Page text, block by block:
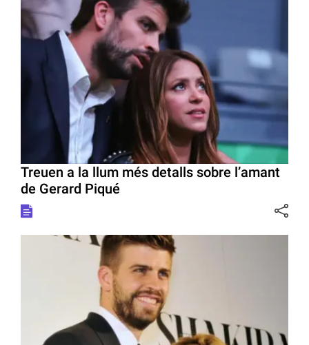
Treuen a la llum més detalls sobre l’amant
de Gerard Piqué